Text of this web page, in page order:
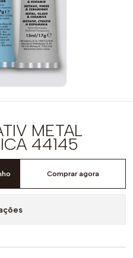
METAL
44145
Comprar agora